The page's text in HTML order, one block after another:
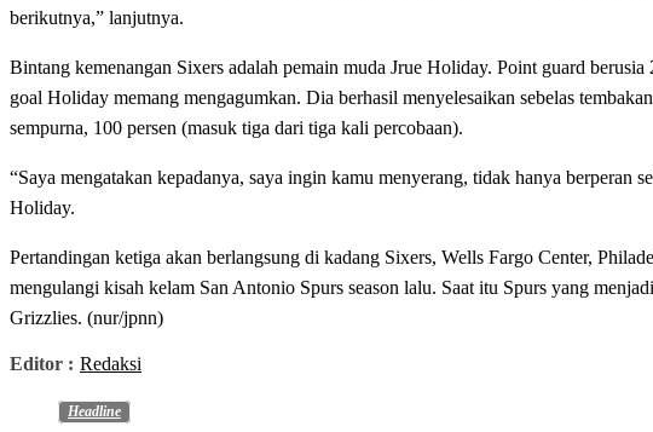
berikutnya,” lanjutnya.
Bintang kemenangan Sixers adalah pemain muda Jrue Holiday. Point guard
goal Holiday memang mengagumkan. Dia berhasil menyelesaikan sebelas
sempurna, 100 persen (masuk tiga dari tiga kali percobaan).
“Saya mengatakan kepadanya, saya ingin kamu menyerang, tidak hanya
Holiday.
Pertandingan ketiga akan berlangsung di kadang Sixers, Wells Fargo Center,
mengulangi kisah kelam San Antonio Spurs season lalu. Saat itu Spurs yang
Grizzlies. (nur/jpnn)
Editor : Redaksi
Headline